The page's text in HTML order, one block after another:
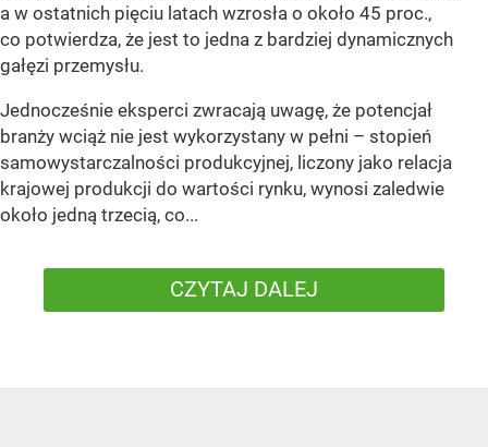
a w ostatnich pięciu latach wzrosła o około 45 proc.,
co potwierdza, że jest to jedna z bardziej dynamicznych
gałęzi przemysłu.
Jednocześnie eksperci zwracają uwagę, że potencjał
branży wciąż nie jest wykorzystany w pełni – stopień
samowystarczalności produkcyjnej, liczony jako relacja
krajowej produkcji do wartości rynku, wynosi zaledwie
około jedną trzecią, co...
CZYTAJ DALEJ